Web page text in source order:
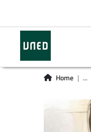
Home ...